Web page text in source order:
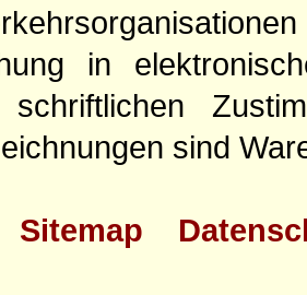
in
schriftlichen
sind
Sitemap